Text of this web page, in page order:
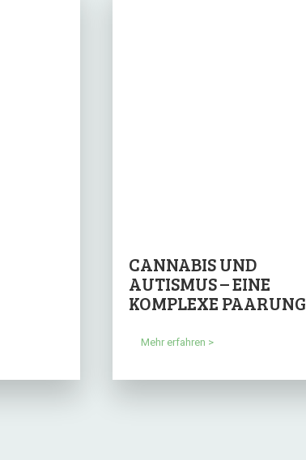
CANNABIS UND
AUTISMUS – EINE
KOMPLEXE PAARUNG
Mehr erfahren >